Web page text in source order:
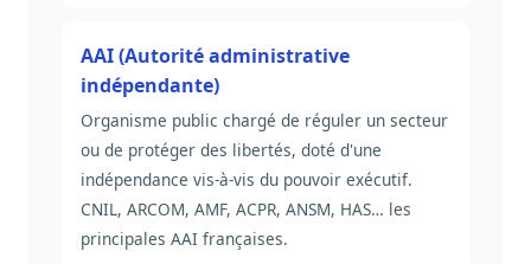
AAI (Autorité administrative
indépendante)
Organisme public chargé de réguler un secteur
ou de protéger des libertés, doté d'une
indépendance vis-à-vis du pouvoir exécutif.
CNIL, ARCOM, AMF, ACPR, ANSM, HAS… les
principales AAI françaises.